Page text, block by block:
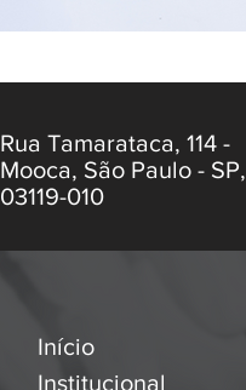
Rua Tamarataca, 114 -
Mooca, São Paulo - SP,
03119-010
Início
Institucional